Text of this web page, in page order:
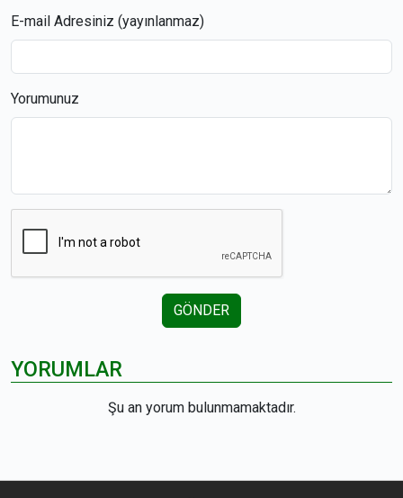
E-mail Adresiniz (yayınlanmaz)
Yorumunuz
GÖNDER
YORUMLAR
Şu an yorum bulunmamaktadır.